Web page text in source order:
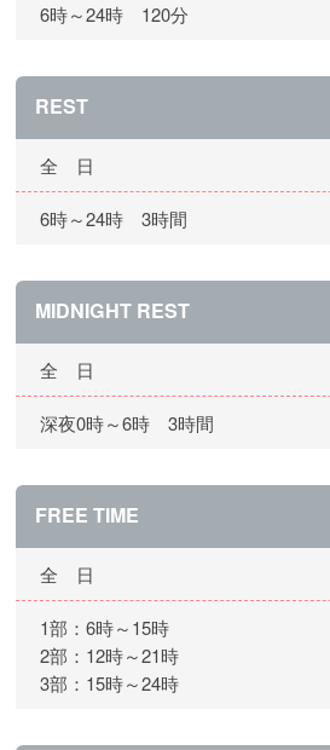
6時～24時 120分
REST
全 日
6時～24時 3時間
MIDNIGHT REST
全 日
深夜0時～6時 3時間
FREE TIME
全 日
1部：6時～15時
2部：12時～21時
3部：15時～24時